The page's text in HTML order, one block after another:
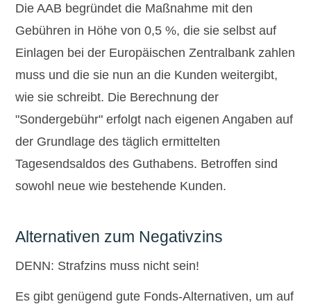
Die AAB begründet die Maßnahme mit den
Gebühren in Höhe von 0,5 %, die sie selbst auf
Einlagen bei der Europäischen Zentralbank zahlen
muss und die sie nun an die Kunden weitergibt,
wie sie schreibt. Die Berechnung der
"Sondergebühr" erfolgt nach eigenen Angaben auf
der Grundlage des täglich ermittelten
Tagesendsaldos des Guthabens. Betroffen sind
sowohl neue wie bestehende Kunden.
Alternativen zum Negativzins
DENN: Strafzins muss nicht sein!
Es gibt genügend gute Fonds-Alternativen, um auf